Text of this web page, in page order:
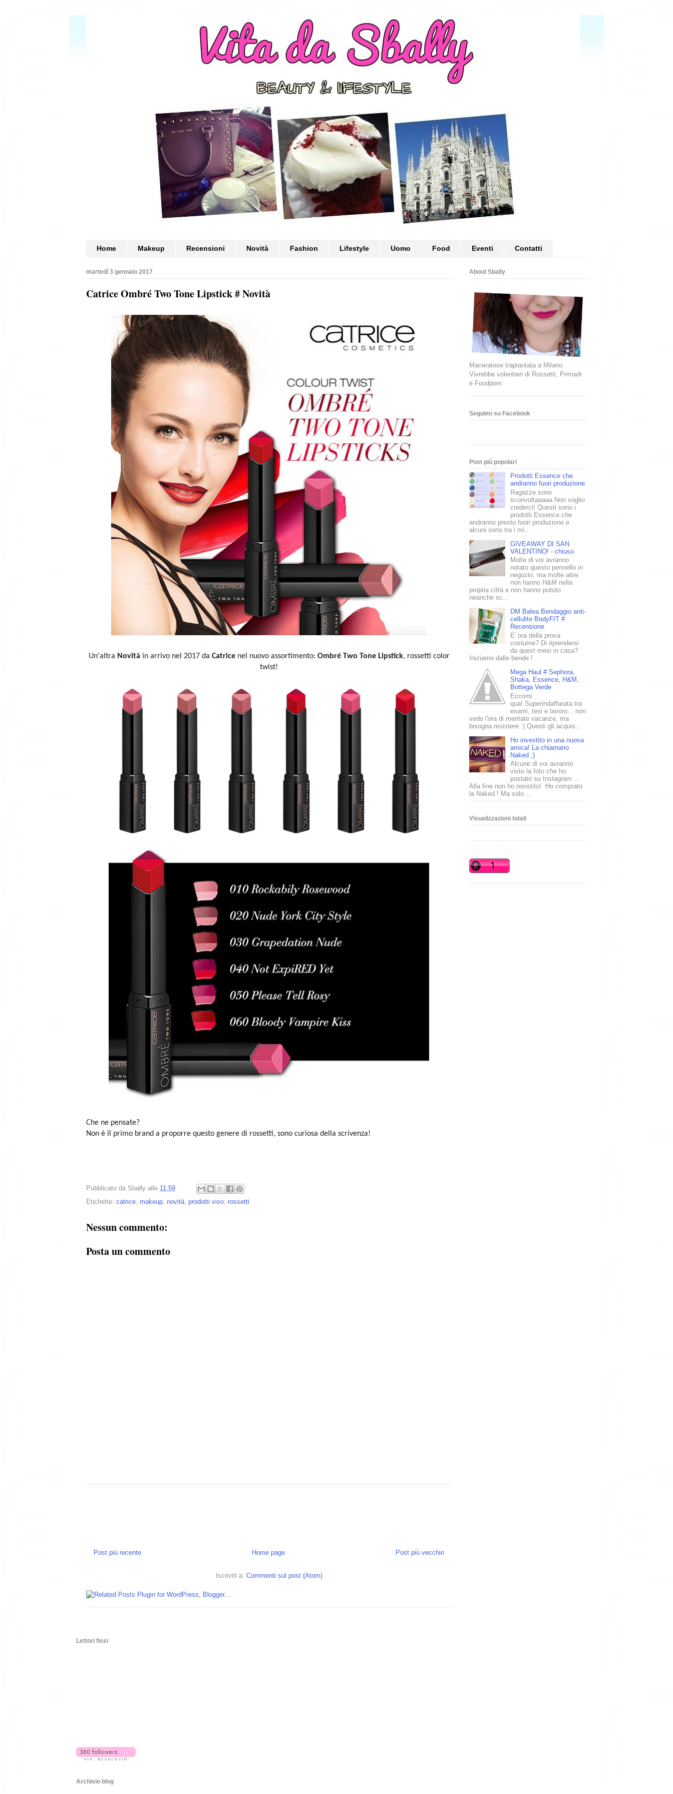
Home Makeup Recensioni Novità Fashion Lifestyle Uomo Food Eventi Contatti
martedì 3 gennaio 2017
Catrice Ombré Two Tone Lipstick # Novità
Un'altra Novità in arrivo nel 2017 da Catrice nel nuovo assortimento: Ombré Two Tone Lipstick, rossetti color
twist!
Che ne pensate?
Non è il primo brand a proporre questo genere di rossetti, sono curiosa della scrivenza!
Pubblicato da Sbally alle 11:59
Etichette: catrice makeup novità prodotti viso rossetti
Nessun commento:
Posta un commento
Post più recente Post più vecchio
Home page
Iscriviti a: Commenti sul post (Atom)
About Sbally
Maceratese trapiantata a Milano.
Vivrebbe volentieri di Rossetti, Primark
e Foodporn
Seguimi su Facebook
Post più popolari
Prodotti Essence che
andranno fuori produzione
Ragazze sono
sconvoltaaaaa Non voglio
crederci! Questi sono i
prodotti Essence che
andranno presto fuori produzione e
alcuni sono tra i mi...
GIVEAWAY DI SAN
VALENTINO! - chiuso
Molte di voi avranno
notato questo pennello in
negozio, ma molte altre
non hanno H&M nella
propria città e non hanno potuto
neanche sc...
DM Balea Bendaggio anti-
cellulite BodyFIT #
Recensione
E' ora della prova
costume? Di riprendersi
da quest mesi in casa?
Iniziamo dalle bende !
Mega Haul # Sephora,
Shaka, Essence, H&M,
Bottega Verde
Eccomi
qua! Superindaffarata tra
esami, tesi e lavoro... non
vedo l'ora di meritate vacanze, ma
bisogna resistere :) Questi gli acquis...
Ho investito in una nuova
amica! La chiamano
Naked ;)
Alcune di voi avranno
visto la foto che ho
postato su Instagram ...
Alla fine non ho resistito! Ho comprato
la Naked ! Ma solo ...
Visualizzazioni totali
Lettori fissi
Archivio blog